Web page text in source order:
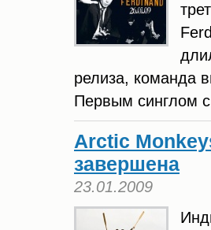
релиза, команда
Первым синглом
Arctic
завершена
23.01.2009